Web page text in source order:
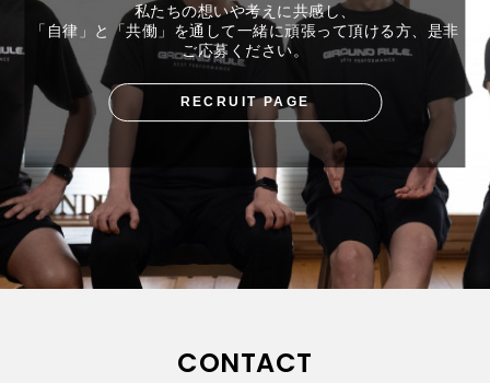
私たちの想いや考えに共感し、
「自律」と「共働」を通して一緒に頑張って頂ける方、是非
ご応募ください。
RECRUIT PAGE
CONTACT